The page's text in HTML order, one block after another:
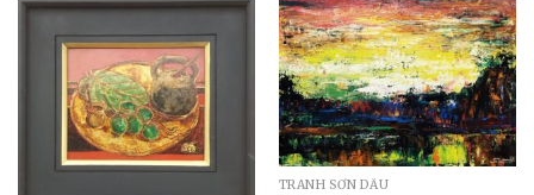
TRANH SƠN DẦU